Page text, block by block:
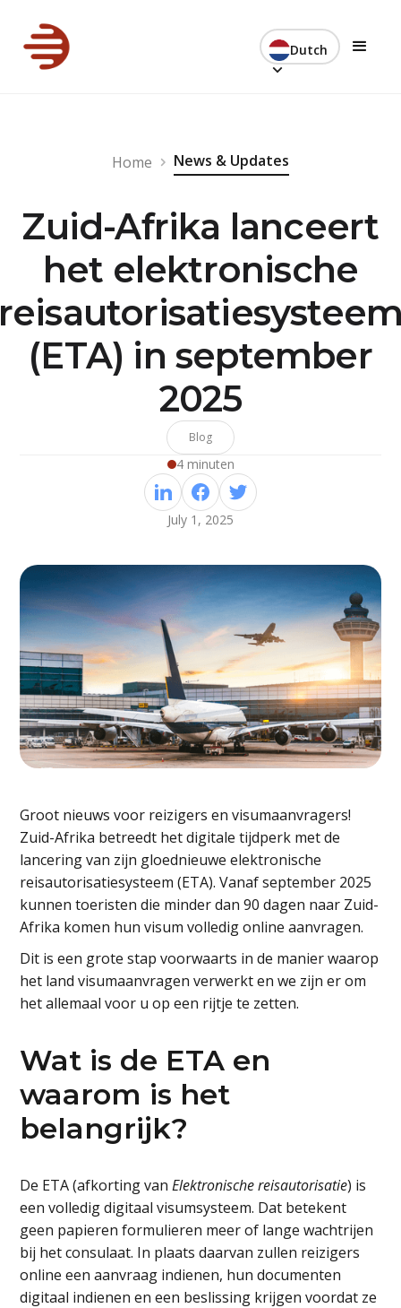
Dutch
Home News & Updates
Zuid-Afrika lanceert
het elektronische
(ETA) in september
2025
Blog
4 minuten
July 1, 2025
Groot nieuws voor reizigers en visumaanvragers!
Zuid-Afrika betreedt het digitale tijdperk met de
lancering van zijn gloednieuwe elektronische
reisautorisatiesysteem (ETA). Vanaf september 2025
kunnen toeristen die minder dan 90 dagen naar Zuid-
Afrika komen hun visum volledig online aanvragen.
Dit is een grote stap voorwaarts in de manier waarop
het land visumaanvragen verwerkt en we zijn er om
het allemaal voor u op een rijtje te zetten.
Wat is de ETA en
waarom is het
belangrijk?
De ETA (afkorting vanElektronische reisautorisatie) is
een volledig digitaal visumsysteem. Dat betekent
geen papieren formulieren meer of lange wachtrijen
bij het consulaat. In plaats daarvan zullen reizigers
online een aanvraag indienen, hun documenten
digitaal indienen en een beslissing krijgen voordat ze